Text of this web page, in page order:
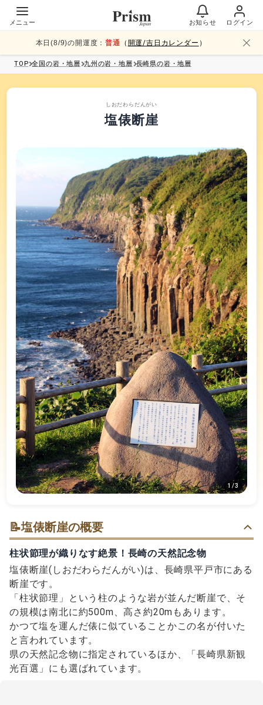
メニュー お知らせ ログイン
本日(8/9)の開運度：普通 （ 開運/吉日カレンダー ）
TOP 全国の岩・地層 九州 の岩・地層 長崎県の岩・地層
しおだわらだんがい
塩俵断崖
1/3
📝塩俵断崖の概要
柱状節理が織りなす絶景！長崎の天然記念物
塩俵断崖(しおだわらだんがい)は、長崎県平戸市にある
断崖です。
「柱状節理」という柱のような岩が並んだ断崖で、そ
の規模は南北に約500m、高さ約20mもあります。
かつて塩を運んだ俵に似ていることかこの名が付いた
と言われています。
県の天然記念物に指定されているほか、「長崎県新観
光百選」にも選ばれています。